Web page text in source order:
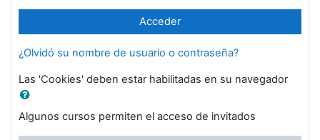
Acceder
¿Olvidó su nombre de usuario o contraseña?
Las 'Cookies' deben estar habilitadas en su navegador
Algunos cursos permiten el acceso de invitados